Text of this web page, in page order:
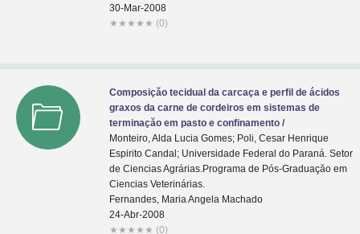
30-Mar-2008
★ ★ ★ ★ ★ (0)
Composiçăo tecidual da carcaça e perfil de ácidos
graxos da carne de cordeiros em sistemas de
terminaçăo em pasto e confinamento /
Monteiro, Alda Lucia Gomes; Poli, Cesar Henrique
Espirito Candal; Universidade Federal do Paraná. Setor
de Ciencias Agrárias.Programa de Pós-Graduaçăo em
Ciencias Veterinárias.
Fernandes, Maria Angela Machado
24-Abr-2008
★ ★ ★ ★ ★ (0)